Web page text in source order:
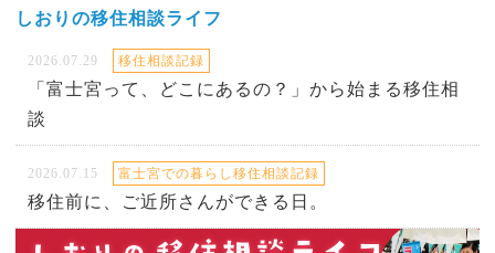
しおりの移住相談ライフ
2026.07.29 移住相談記録
「富士宮って、どこにあるの？」から始まる移住相
談
2026.07.15 富士宮での暮らし移住相談記録
移住前に、ご近所さんができる日。